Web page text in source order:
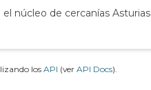
núcleo de cercanías Asturias
los API (ver API Docs).